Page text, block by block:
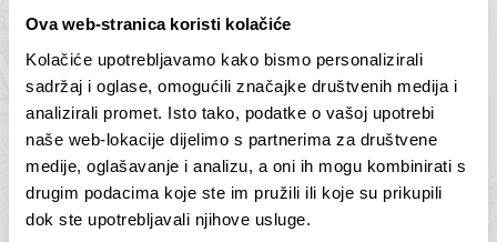
Ova web-stranica koristi kolačiće
Kolačiće upotrebljavamo kako bismo personalizirali
sadržaj i oglase, omogućili značajke društvenih medija i
analizirali promet. Isto tako, podatke o vašoj upotrebi
naše web-lokacije dijelimo s partnerima za društvene
medije, oglašavanje i analizu, a oni ih mogu kombinirati s
drugim podacima koje ste im pružili ili koje su prikupili
dok ste upotrebljavali njihove usluge.
Butan – ljudi 2
75,00€ – 138,00€Raspon
cijena:
od
75,00 €
138,00 €
ODABERI OPCIJE
Antarktika – krajolik
2
75,00€ – 138,00€Raspon
cijena:
od
ODABERI OPCIJE